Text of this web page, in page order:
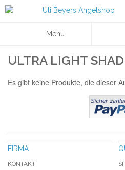
Menü
ULTRA LIGHT SHAD
Es gibt keine Produkte, die dieser
FIRMA
KONTAKT